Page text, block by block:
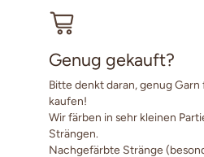
Genug gekauft?
Bitte denkt daran, genug
kaufen!
Wir färben in sehr kleinen
Strängen.
Nachgefärbte Stränge